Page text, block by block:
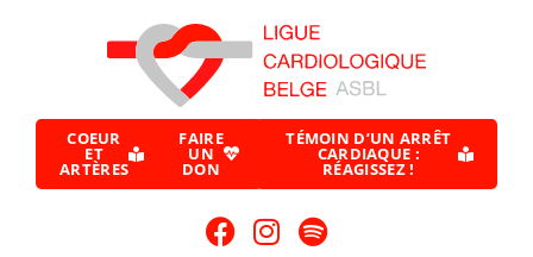
COEUR
ET
ARTÈRES
FAIRE
UN
DON
TÉMOIN D’UN ARRÊT
CARDIAQUE :
RÉAGISSEZ !